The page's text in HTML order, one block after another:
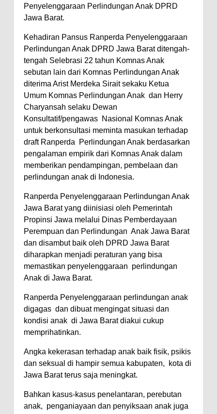
Penyelenggaraan Perlindungan Anak DPRD
Jawa Barat.
Kehadiran Pansus Ranperda Penyelenggaraan
Perlindungan Anak DPRD Jawa Barat ditengah-
tengah Selebrasi 22 tahun Komnas Anak
sebutan lain dari Komnas Perlindungan Anak
diterima Arist Merdeka Sirait sekaku Ketua
Umum Komnas Perlindungan Anak dan Herry
Charyansah selaku Dewan
Konsultatif/pengawas Nasional Komnas Anak
untuk berkonsultasi meminta masukan terhadap
draft Ranperda Perlindungan Anak berdasarkan
pengalaman empirik dari Komnas Anak dalam
memberikan pendampingan, pembelaan dan
perlindungan anak di Indonesia.
Ranperda Penyelenggaraan Perlindungan Anak
Jawa Barat yang diinisiasi oleh Pemerintah
Propinsi Jawa melalui Dinas Pemberdayaan
Perempuan dan Perlindungan Anak Jawa Barat
dan disambut baik oleh DPRD Jawa Barat
diharapkan menjadi peraturan yang bisa
memastikan penyelenggaraan perlindungan
Anak di Jawa Barat.
Ranperda Penyelenggaraan perlindungan anak
digagas dan dibuat mengingat situasi dan
kondisi anak di Jawa Barat diakui cukup
memprihatinkan.
Angka kekerasan terhadap anak baik fisik, psikis
dan seksual di hampir semua kabupaten, kota di
Jawa Barat terus saja meningkat.
Bahkan kasus-kasus penelantaran, perebutan
anak, penganiayaan dan penyiksaan anak juga